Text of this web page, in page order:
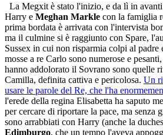
La Megxit è stato l'inizio, e da lì in
Harry e Meghan Markle con la famiglia
prima bordata è arrivata con l'intervista
ma il culmine si è raggiunto con Spare,
Sussex in cui non risparmia colpi al padre
mosse a re Carlo sono numerose e
hanno addolorato il Sovrano sono quelle
Camilla, definita cattiva e pericolosa. Un
usare le parole del Re, che l'ha
l'erede della regina Elisabetta ha saputo
per cercare di riportare la pace, ma senza
sono arrabbiati con Harry (anche la
Edimburgo, che un tempo l'aveva